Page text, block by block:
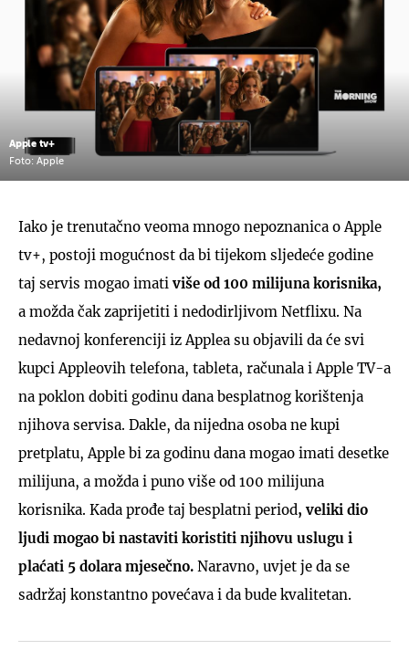
Apple tv+
Foto: Apple
Iako je trenutačno veoma mnogo nepoznanica o Apple
tv+, postoji mogućnost da bi tijekom sljedeće godine
taj servis mogao imativiše od 100 milijuna korisnika,
a možda čak zaprijetiti i nedodirljivom Netflixu. Na
nedavnoj konferenciji iz Applea su objavili da će svi
kupci Appleovih telefona, tableta, računala i Apple TV-a
na poklon dobiti godinu dana besplatnog korištenja
njihova servisa. Dakle, da nijedna osoba ne kupi
pretplatu, Apple bi za godinu dana mogao imati desetke
milijuna, a možda i puno više od 100 milijuna
korisnika. Kada prođe taj besplatni period, veliki dio
ljudi mogao bi nastaviti koristiti njihovu uslugu i
plaćati 5 dolara mjesečno. Naravno, uvjet je da se
sadržaj konstantno povećava i da bude kvalitetan.